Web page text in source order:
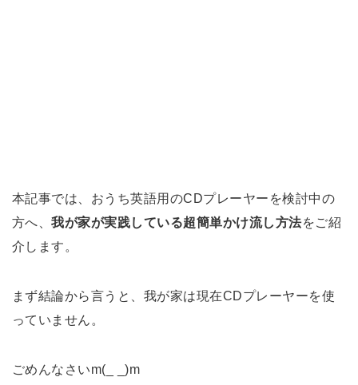
本記事では、おうち英語用のCDプレーヤーを検討中の
方へ、我が家が実践している超簡単かけ流し方法をご紹
介します。
まず結論から言うと、我が家は現在CDプレーヤーを使
っていません。
ごめんなさいm(_ _)m